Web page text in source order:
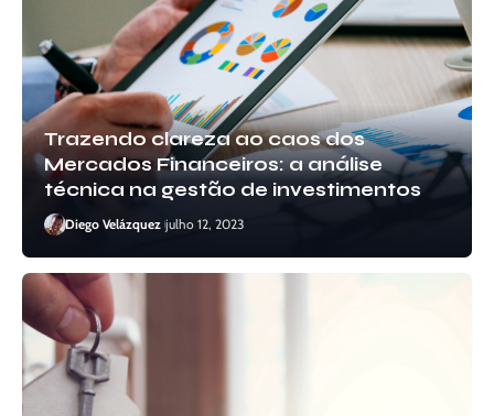
Trazendo clareza ao caos dos
Mercados Financeiros: a análise
técnica na gestão de investimentos
Diego Velázquez julho 12, 2023